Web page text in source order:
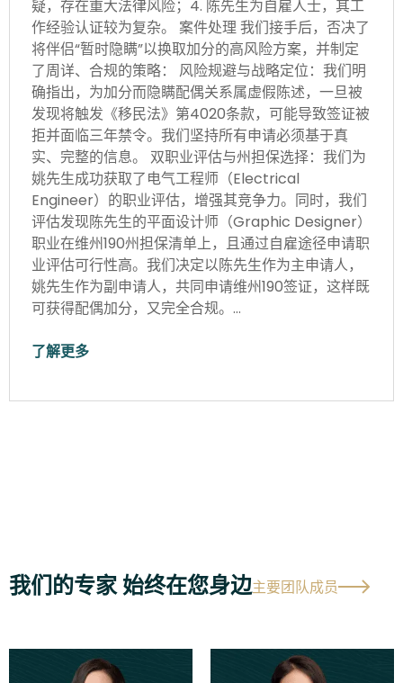
疑，存在重大法律风险；4. 陈先生为自雇人士，其工
作经验认证较为复杂。 案件处理 我们接手后，否决了
将伴侣“暂时隐瞒”以换取加分的高风险方案，并制定
了周详、合规的策略： 风险规避与战略定位：我们明
确指出，为加分而隐瞒配偶关系属虚假陈述，一旦被
发现将触发《移民法》第4020条款，可能导致签证被
拒并面临三年禁令。我们坚持所有申请必须基于真
实、完整的信息。 双职业评估与州担保选择：我们为
姚先生成功获取了电气工程师（Electrical
Engineer）的职业评估，增强其竞争力。同时，我们
评估发现陈先生的平面设计师（Graphic Designer）
职业在维州190州担保清单上，且通过自雇途径申请职
业评估可行性高。我们决定以陈先生作为主申请人，
姚先生作为副申请人，共同申请维州190签证，这样既
可获得配偶加分，又完全合规。…
了解更多
我们的专家 始终在您身边主要团队成员